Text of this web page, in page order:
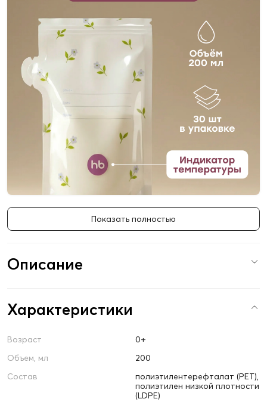
Показать полностью
Описание
Характеристики
Возраст
0+
Объем, мл
200
Состав
полиэтилентерефталат (PET),
полиэтилен низкой плотности
(LDPE)